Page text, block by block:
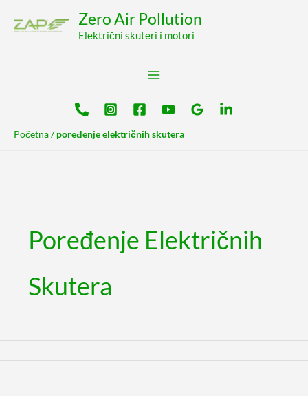
Zero Air Pollution
Električni skuteri i motori
Početna/poređenje električnih skutera
Poređenje Električnih
Skutera